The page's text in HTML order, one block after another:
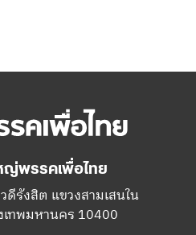
ญ่พรรคเพื่อไทย
ดีรังสิต แขวงสามเสนใน
ทพมหานคร 10400